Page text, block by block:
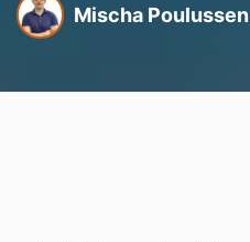
Mischa Poulussen